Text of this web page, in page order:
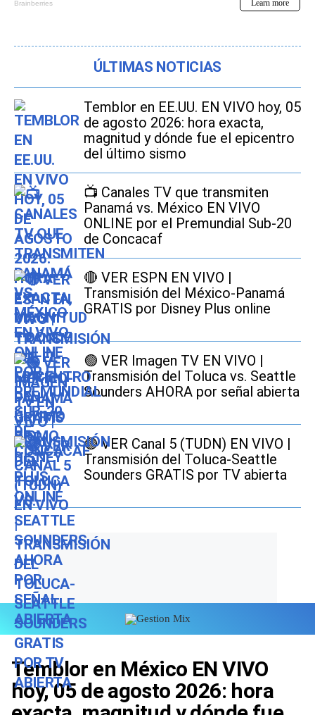
ÚLTIMAS NOTICIAS
Temblor en EE.UU. EN VIVO hoy, 05
de agosto 2026: hora exacta,
magnitud y dónde fue el epicentro
del último sismo
📺 Canales TV que transmiten
Panamá vs. México EN VIVO
ONLINE por el Premundial Sub-20
de Concacaf
🔴 VER ESPN EN VIVO |
Transmisión del México-Panamá
GRATIS por Disney Plus online
🟢 VER Imagen TV EN VIVO |
Transmisión del Toluca vs. Seattle
Sounders AHORA por señal abierta
🟣 VER Canal 5 (TUDN) EN VIVO |
Transmisión del Toluca-Seattle
Sounders GRATIS por TV abierta